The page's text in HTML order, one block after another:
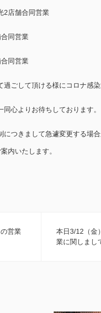
2店舗合同営業
同営業
同営業
ごして頂ける様にコロナ感
心よりお待ちしております。
つきまして急遽変更する場合
内いたします。
営業
本日3/12（金
業に関しまし